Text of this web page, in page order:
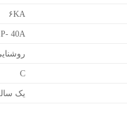
۶KA
40A
C
یک